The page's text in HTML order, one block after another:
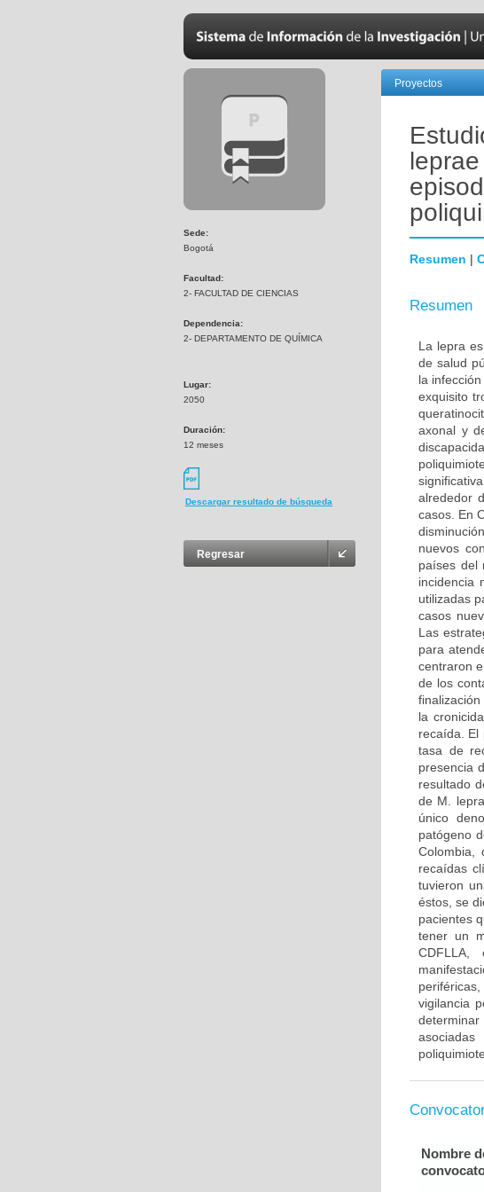
Sede:
Bogotá
Facultad:
2- FACULTAD DE CIENCIAS
Dependencia:
2- DEPARTAMENTO DE QUÍMICA
Lugar:
2050
Duración:
12 meses
Descargar resultado de búsqueda
Regresar
Proyectos
Resumen |
Resumen
La lepra
de salud
la
exquisito
axonal y
alrededor
casos. En
nuevos
países del
incidencia
utilizadas
casos
Las
para
centraron
de los
la
recaída. El
tasa de
presencia
resultado
de M.
único
patógeno
Colombia,
recaídas
tuvieron
éstos, se
pacientes
tener un
CDFLLA,
vigilancia
determinar
Nombre